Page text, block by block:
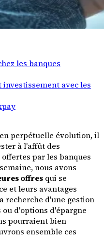
les banques
avec les
perpétuelle évolution, il
à l'affût des
par les banques
nous avons
offres qui se
et leurs avantages
recherche d'une gestion
d'options d'épargne
pourraient bien
ensemble ces